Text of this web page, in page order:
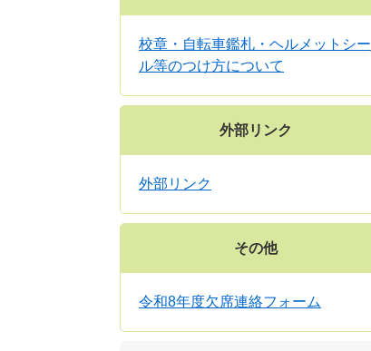
校章・自転車鑑札・ヘルメットシー
ル等のつけ方について
外部リンク
外部リンク
その他
令和8年度欠席連絡フォーム